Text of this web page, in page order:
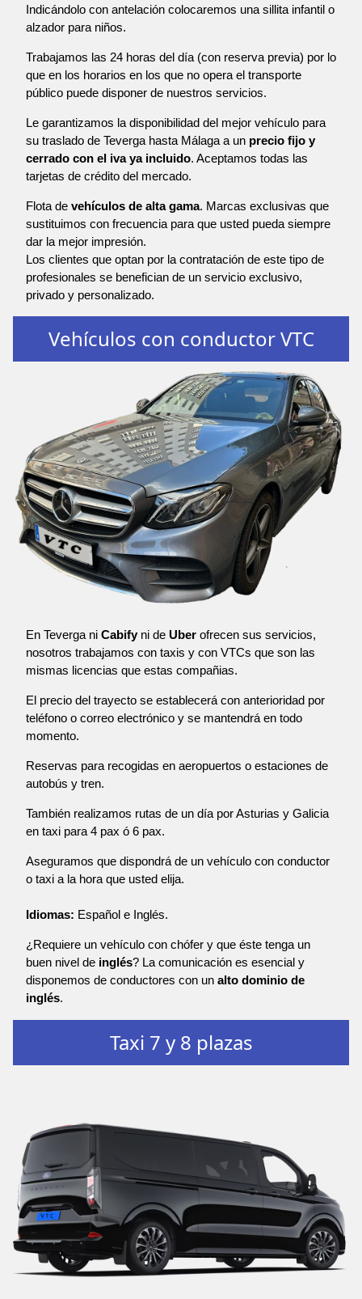
Indicándolo con antelación colocaremos una sillita infantil o
alzador para niños.
Trabajamos las 24 horas del día (con reserva previa) por lo
que en los horarios en los que no opera el transporte
público puede disponer de nuestros servicios.
Le garantizamos la disponibilidad del mejor vehículo para
su traslado de Teverga hasta Málaga a un precio fijo y
cerrado con el iva ya incluido. Aceptamos todas las
tarjetas de crédito del mercado.
Flota de vehículos de alta gama. Marcas exclusivas que
sustituimos con frecuencia para que usted pueda siempre
dar la mejor impresión.
Los clientes que optan por la contratación de este tipo de
profesionales se benefician de un servicio exclusivo,
privado y personalizado.
Vehículos con conductor VTC
En Teverga ni Cabify ni de Uber ofrecen sus servicios,
nosotros trabajamos con taxis y con VTCs que son las
mismas licencias que estas compañias.
El precio del trayecto se establecerá con anterioridad por
teléfono o correo electrónico y se mantendrá en todo
momento.
Reservas para recogidas en aeropuertos o estaciones de
autobús y tren.
También realizamos rutas de un día por Asturias y Galicia
en taxi para 4 pax ó 6 pax.
Aseguramos que dispondrá de un vehículo con conductor
o taxi a la hora que usted elija.
Idiomas: Español e Inglés.
¿Requiere un vehículo con chófer y que éste tenga un
buen nivel de inglés? La comunicación es esencial y
disponemos de conductores con un alto dominio de
inglés.
Taxi 7 y 8 plazas